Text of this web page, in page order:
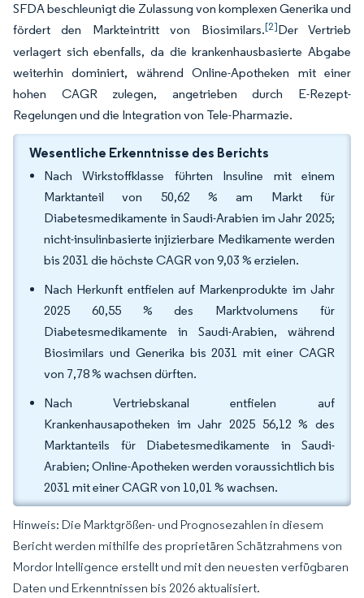
SFDA beschleunigt die Zulassung von komplexen Generika und
fördert den Markteintritt von Biosimilars.[2]Der Vertrieb
verlagert sich ebenfalls, da die krankenhausbasierte Abgabe
weiterhin dominiert, während Online-Apotheken mit einer
hohen CAGR zulegen, angetrieben durch E-Rezept-
Regelungen und die Integration von Tele-Pharmazie.
Wesentliche Erkenntnisse des Berichts
Nach Wirkstoffklasse führten Insuline mit einem
Marktanteil von 50,62 % am Markt für
Diabetesmedikamente in Saudi-Arabien im Jahr 2025;
nicht-insulinbasierte injizierbare Medikamente werden
bis 2031 die höchste CAGR von 9,03 % erzielen.
Nach Herkunft entfielen auf Markenprodukte im Jahr
2025 60,55 % des Marktvolumens für
Diabetesmedikamente in Saudi-Arabien, während
Biosimilars und Generika bis 2031 mit einer CAGR
von 7,78 % wachsen dürften.
Nach Vertriebskanal entfielen auf
Krankenhausapotheken im Jahr 2025 56,12 % des
Marktanteils für Diabetesmedikamente in Saudi-
Arabien; Online-Apotheken werden voraussichtlich bis
2031 mit einer CAGR von 10,01 % wachsen.
Hinweis: Die Marktgrößen- und Prognosezahlen in diesem
Bericht werden mithilfe des proprietären Schätzrahmens von
Mordor Intelligence erstellt und mit den neuesten verfügbaren
Daten und Erkenntnissen bis 2026 aktualisiert.